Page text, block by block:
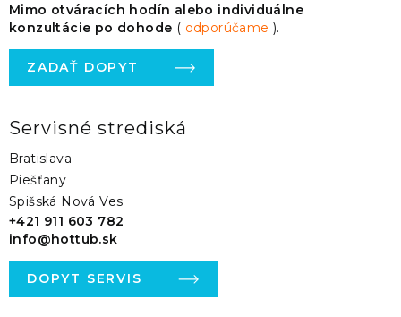
Mimo otváracích hodín alebo individuálne
konzultácie po dohode ( odporúčame).
ZADAŤ DOPYT
Servisné strediská
Bratislava
Piešťany
Spišská Nová Ves
+421 911 603 782
info@hottub.sk
DOPYT SERVIS